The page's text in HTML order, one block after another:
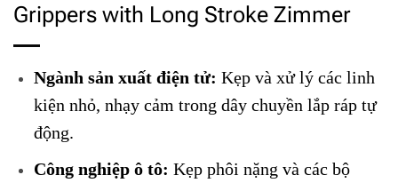
Grippers with Long Stroke Zimmer
Ngành sản xuất điện tử: Kẹp và xử lý các linh
kiện nhỏ, nhạy cảm trong dây chuyền lắp ráp tự
động.
Công nghiệp ô tô: Kẹp phôi nặng và các bộ